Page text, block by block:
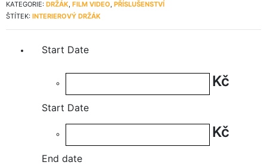
KATEGORIE: DRŽÁK, FILM VIDEO, PŘÍSLUŠENSTVÍ
ŠTÍTEK: INTERIEROVÝ DRŽÁK
Start Date
Kč
Start Date
Kč
End date